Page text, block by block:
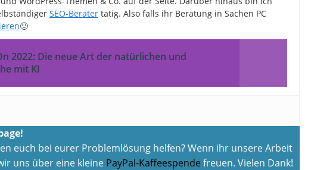
SEO-Berater tätig. Also falls ihr Beratung in Sachen PC
🙂
2022: Die neue Art der natürlichen und
mit KI
euch bei eurer Problemlösung helfen? Wenn ihr unsere Arbeit
uns über eine kleine PayPal-Kaffeespende freuen. Vielen Dank!